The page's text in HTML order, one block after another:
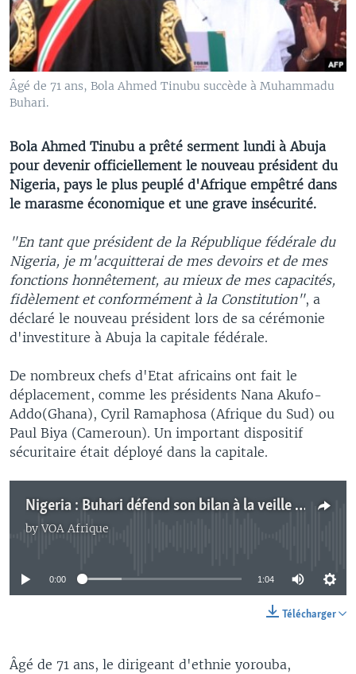
Âgé de 71 ans, Bola Ahmed Tinubu succède à Muhammadu
Buhari.
Bola Ahmed Tinubu a prêté serment lundi à Abuja
pour devenir officiellement le nouveau président du
Nigeria, pays le plus peuplé d'Afrique empêtré dans
le marasme économique et une grave insécurité.
"En tant que président de la République fédérale du
Nigeria, je m'acquitterai de mes devoirs et de mes
fonctions honnêtement, au mieux de mes capacités,
fidèlement et conformément à la Constitution", a
déclaré le nouveau président lors de sa cérémonie
d'investiture à Abuja la capitale fédérale.
De nombreux chefs d'Etat africains ont fait le
déplacement, comme les présidents Nana Akufo-
Addo(Ghana), Cyril Ramaphosa (Afrique du Sud) ou
Paul Biya (Cameroun). Un important dispositif
sécuritaire était déployé dans la capitale.
Nigeria : Buhari défend son bilan à la veille de l’investiture de Tinubu
byVOA Afrique
No media source currently available
0:00 1:04
Télécharger
Âgé de 71 ans, le dirigeant d'ethnie yorouba,